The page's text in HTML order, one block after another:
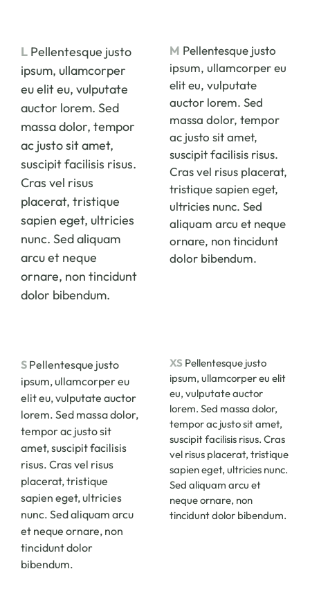
L Pellentesque justo
ipsum, ullamcorper
eu elit eu, vulputate
auctor lorem. Sed
massa dolor, tempor
ac justo sit amet,
suscipit facilisis risus.
Cras vel risus
placerat, tristique
sapien eget, ultricies
nunc. Sed aliquam
arcu et neque
ornare, non tincidunt
dolor bibendum.
M Pellentesque justo
ipsum, ullamcorper eu
elit eu, vulputate
auctor lorem. Sed
massa dolor, tempor
ac justo sit amet,
suscipit facilisis risus.
Cras vel risus placerat,
tristique sapien eget,
ultricies nunc. Sed
aliquam arcu et neque
ornare, non tincidunt
dolor bibendum.
S Pellentesque justo
ipsum, ullamcorper eu
elit eu, vulputate auctor
lorem. Sed massa dolor,
tempor ac justo sit
amet, suscipit facilisis
risus. Cras vel risus
placerat, tristique
sapien eget, ultricies
nunc. Sed aliquam arcu
et neque ornare, non
tincidunt dolor
bibendum.
XS Pellentesque justo
ipsum, ullamcorper eu elit
eu, vulputate auctor
lorem. Sed massa dolor,
tempor ac justo sit amet,
suscipit facilisis risus. Cras
vel risus placerat, tristique
sapien eget, ultricies nunc.
Sed aliquam arcu et
neque ornare, non
tincidunt dolor bibendum.